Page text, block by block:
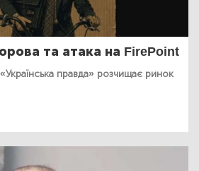
та атака на FirePoint
правда» розчищає ринок